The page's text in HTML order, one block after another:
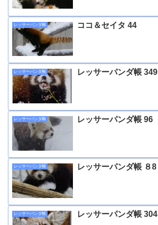
レッサーパンダ帳 ココ＆セイタ 44
レッサーパンダ帳 レッサーパンダ帳 349
レッサーパンダ帳 レッサーパンダ帳 96
レッサーパンダ帳 レッサーパンダ帳 ８8
レッサーパンダ帳 レッサーパンダ帳 304